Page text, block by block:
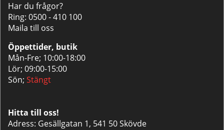
Har du frågor?
Ring: 0500 - 410 100
Maila till oss
Öppettider, butik
Mån-Fre; 10:00-18:00
Lör; 09:00-15:00
Sön; Stängt
Hitta till oss!
Adress: Gesällgatan 1, 541 50 Skövde